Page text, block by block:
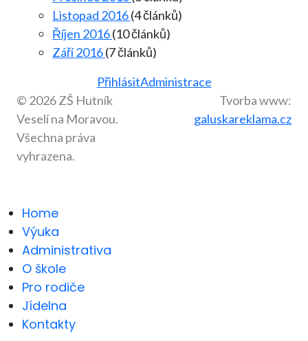
Listopad 2016(4 článků)
Říjen 2016(10 článků)
Září 2016(7 článků)
PřihlásitAdministrace
© 2026 ZŠ Hutník
Veselí na Moravou.
Všechna práva
vyhrazena.
Tvorba www:
galuskareklama.cz
Home
Výuka
Administrativa
O škole
Pro rodiče
Jídelna
Kontakty